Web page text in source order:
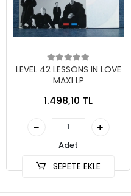
LEVEL 42 LESSONS IN LOVE
MAXI LP
1.498,10 TL
Adet
SEPETE EKLE